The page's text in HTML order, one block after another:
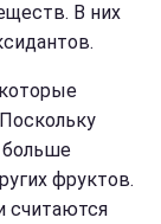
В них
больше
фруктов.
считаются